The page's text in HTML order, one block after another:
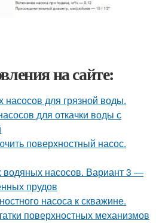
на сайте:
для грязной воды.
для откачки воды с
поверхностный насос.
водяных насосов. Вариант 3 —
прудов
насоса к скважине.
поверхностных механизмов